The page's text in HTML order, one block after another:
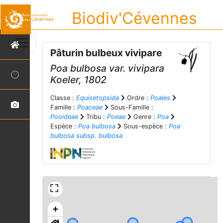
Biodiv'Cévennes
Pâturin bulbeux vivipare
Poa bulbosa var. vivipara
Koeler, 1802
Classe : Equisetopsida Ordre : Poales
Famille : Poaceae
Sous-Famille :
Pooideae
Tribu : Poeae Genre : Poa
Espèce : Poa bulbosa Sous-espèce : Poa
bulbosa subsp. bulbosa
+